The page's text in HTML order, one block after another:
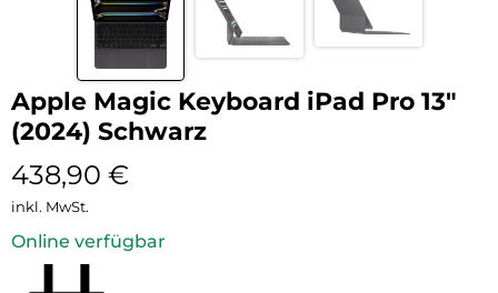
Apple Magic Keyboard iPad Pro 13″
(2024) Schwarz
438,90 €
inkl. MwSt.
Online verfügbar